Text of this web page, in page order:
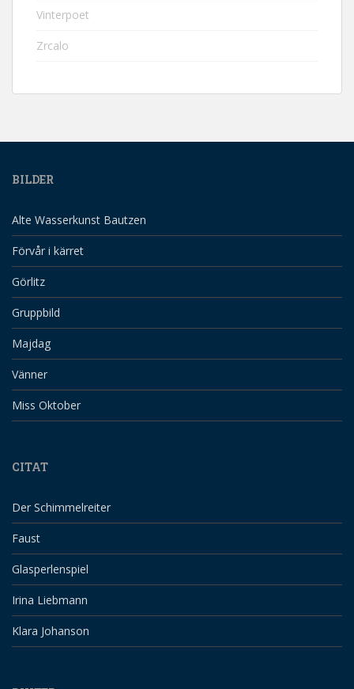
Vinterpoet
Zrcalo
BILDER
Alte Wasserkunst Bautzen
Förvår i kärret
Görlitz
Gruppbild
Majdag
Vänner
Miss Oktober
CITAT
Der Schimmelreiter
Faust
Glasperlenspiel
Irina Liebmann
Klara Johanson